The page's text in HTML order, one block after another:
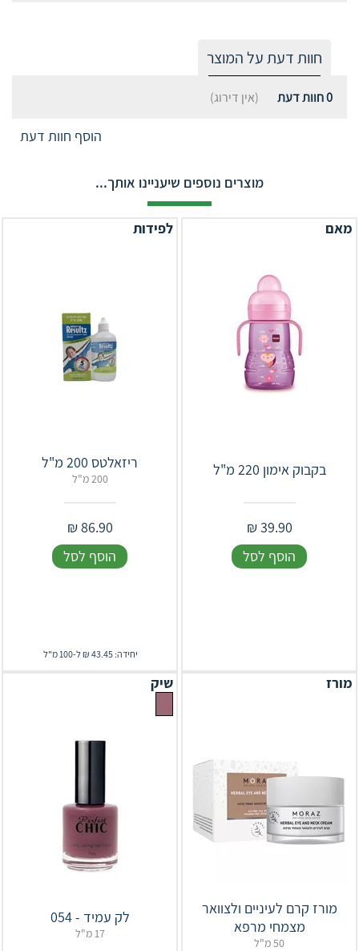
חוות דעת על המוצר
0חוות דעת (אין דירוג)
הוסף חוות דעת
מוצרים נוספים שיעניינו אותך...
מאם
בקבוק אימון 220 מ"ל
39.90
₪
הוסף לסל
לפידות
ריזאלטס 200 מ"ל
200 מ"ל
86.90
₪
הוסף לסל
יחידה: 43.45 ₪ ל-100 מ"ל
מורז
מורז קרם לעיניים ולצוואר
מצמחי מרפא
50 מ"ל
שיק
לק עמיד - 054
17 מ"ל